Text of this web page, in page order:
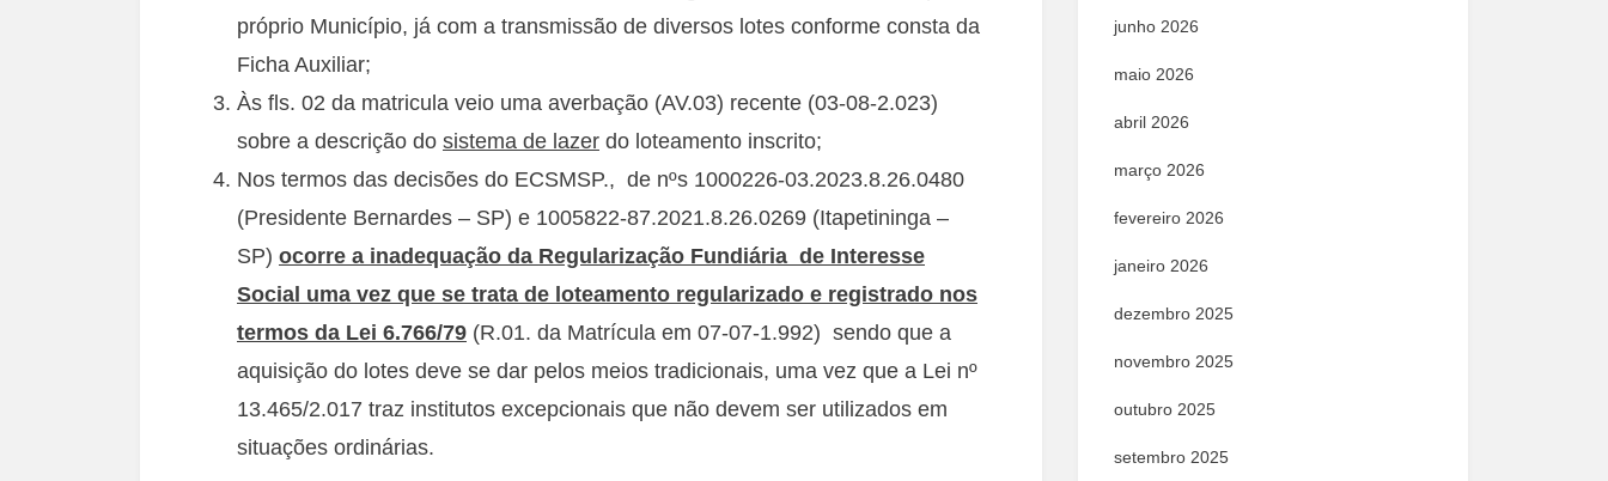
próprio Município, já com a transmissão de diversos lotes conforme consta da
Ficha Auxiliar;
Às fls. 02 da matricula veio uma averbação (AV.03) recente (03-08-2.023)
sobre a descrição do sistema de lazer do loteamento inscrito;
Nos termos das decisões do ECSMSP., de nºs 1000226-03.2023.8.26.0480
(Presidente Bernardes – SP) e 1005822-87.2021.8.26.0269 (Itapetininga –
SP) ocorre a inadequação da Regularização Fundiária de Interesse
Social uma vez que se trata de loteamento regularizado e registrado nos
termos da Lei 6.766/79 (R.01. da Matrícula em 07-07-1.992) sendo que a
aquisição do lotes deve se dar pelos meios tradicionais, uma vez que a Lei nº
13.465/2.017 traz institutos excepcionais que não devem ser utilizados em
situações ordinárias.
junho 2026
maio 2026
abril 2026
março 2026
fevereiro 2026
janeiro 2026
dezembro 2025
novembro 2025
outubro 2025
setembro 2025